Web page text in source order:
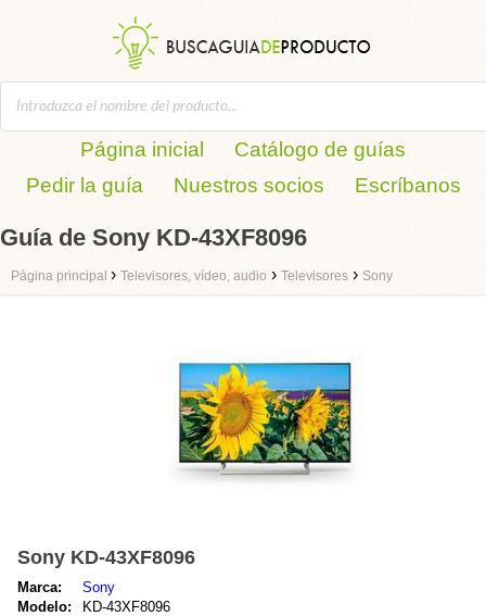
Página inicial
Catálogo de guías
Pedir la guía
Nuestros socios Escríbanos
Guía de Sony KD-43XF8096
Página principal › Televisores, vídeo, audio › Televisores › Sony
Sony KD-43XF8096
Marca:
Sony
Modelo:
KD-43XF8096